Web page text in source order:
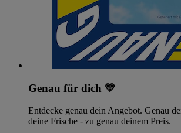
Genau für dich 💛
Entdecke genau dein Angebot. Genau
deine Frische - zu genau deinem Preis.